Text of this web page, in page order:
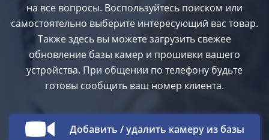
на все вопросы. Воспользуйтесь поиском или
самостоятельно выберите интересующий вас товар.
Также здесь вы можете загрузить свежее
обновление базы камер и прошивки вашего
устройства. При общении по телефону будьте
готовы сообщить ваш номер клиента.
Добавить / удалить камеру из базы